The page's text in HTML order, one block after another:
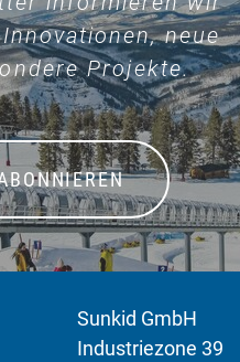
neue
Projekte.
Sunkid GmbH
Industriezone 39